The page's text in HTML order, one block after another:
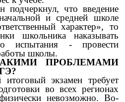
что введение
и средней школе
характер», то
школьника наказывать
испытания - провести
школы.
ПРОБЛЕМАМИ
экзамен требует
во всех регионах
невозможно. Во-